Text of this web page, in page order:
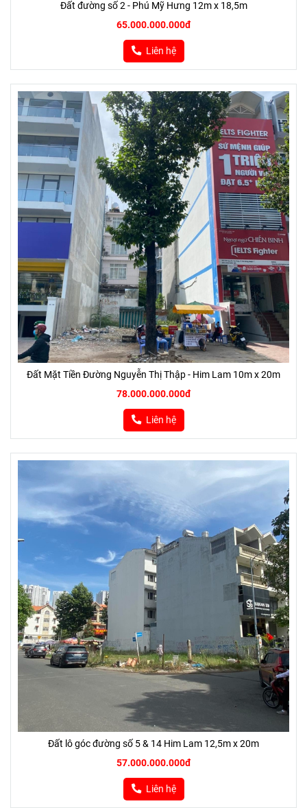
Đất đường số 2 - Phú Mỹ Hưng 12m x 18,5m
65.000.000.000đ
Liên hệ
Đất Mặt Tiền Đường Nguyễn Thị Thập - Him Lam 10m x 20m
78.000.000.000đ
Liên hệ
Đất lô góc đường số 5 & 14 Him Lam 12,5m x 20m
57.000.000.000đ
Liên hệ